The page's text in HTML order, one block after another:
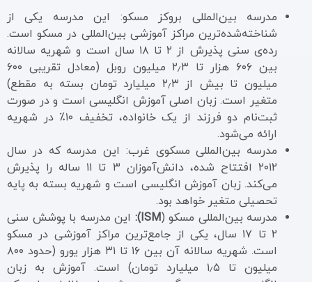
مدرسه بین‌المللی بروکز مسکو: این مدرسه یکی از
شناخته‌شده‌ترین مراکز آموزشی بین‌المللی در مسکو است.
رده‌ی سنی پذیرش از ۲ تا ۱۸ سال است و شهریه سالانه
بین ۶۰۶ هزار تا ۲٫۳ میلیون روبل (معادل تقریبی ۶۰۰
میلیون تا بیش از ۲٫۳ میلیارد تومان بسته به مقطع)
متغیر است. زبان اصلی آموزش انگلیسی است و در صورت
ثبت‌نام دو فرزند از یک خانواده، تخفیف ۱۰٪ در شهریه
ارائه می‌شود.
مدرسه بین‌المللی مسکوی غرب: این مدرسه که در سال
۲۰۱۲ افتتاح شده، دانش‌آموزان ۳ تا ۱۱ ساله را پذیرش
می‌کند. زبان آموزش انگلیسی است و شهریه بسته به پایه
تحصیلی متغیر خواهد بود.
مدرسه بین‌المللی مسکو (ISM):
این مدرسه با پوشش سنی
۲ تا ۱۷ سال، یکی از جامع‌ترین مراکز آموزشی در مسکو
است. شهریه سالانه آن بین ۱۶ تا ۳۱ هزار یورو (حدود ۸۰۰
میلیون تا ۱٫۵ میلیارد تومان) است. آموزش به زبان